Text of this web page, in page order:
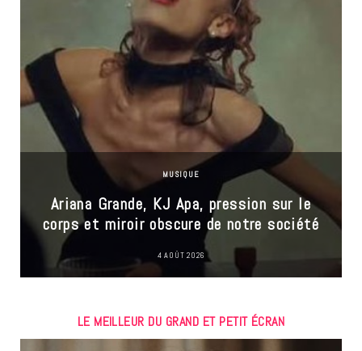
MUSIQUE
Ariana Grande, KJ Apa, pression sur le
corps et miroir obscure de notre société
4 AOÛT 2026
LE MEILLEUR DU GRAND ET PETIT ÉCRAN